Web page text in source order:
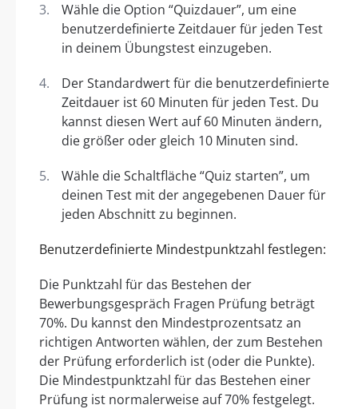
Wähle die Option “Quizdauer”, um eine
benutzerdefinierte Zeitdauer für jeden Test
in deinem Übungstest einzugeben.
Der Standardwert für die benutzerdefinierte
Zeitdauer ist 60 Minuten für jeden Test. Du
kannst diesen Wert auf 60 Minuten ändern,
die größer oder gleich 10 Minuten sind.
Wähle die Schaltfläche “Quiz starten”, um
deinen Test mit der angegebenen Dauer für
jeden Abschnitt zu beginnen.
Benutzerdefinierte Mindestpunktzahl festlegen:
Die Punktzahl für das Bestehen der
Bewerbungsgespräch Fragen Prüfung beträgt
70%. Du kannst den Mindestprozentsatz an
richtigen Antworten wählen, der zum Bestehen
der Prüfung erforderlich ist (oder die Punkte).
Die Mindestpunktzahl für das Bestehen einer
Prüfung ist normalerweise auf 70% festgelegt.